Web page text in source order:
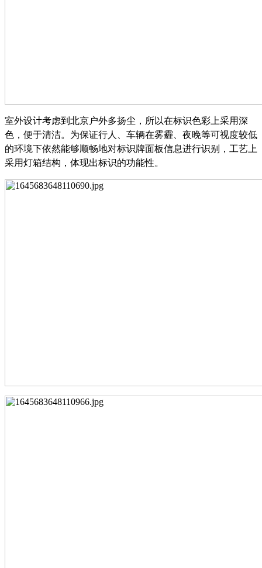
室外设计考虑到北京户外多扬尘，所以在标识色彩上采用深
色，便于清洁。为保证行人、车辆在雾霾、夜晚等可视度较低
的环境下依然能够顺畅地对标识牌面板信息进行识别，工艺上
采用灯箱结构，体现出标识的功能性。